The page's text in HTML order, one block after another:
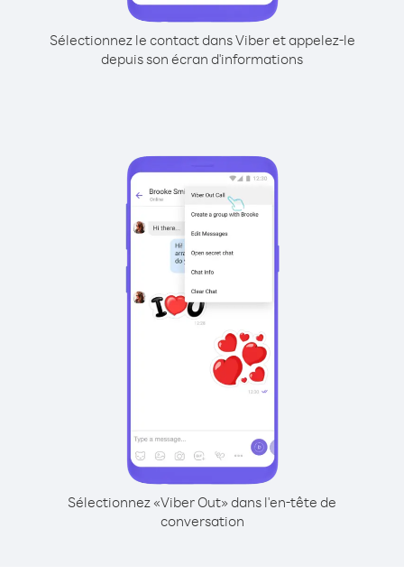
Sélectionnez le contact dans Viber et appelez-le
depuis son écran d'informations
Sélectionnez «Viber Out» dans l'en-tête de
conversation